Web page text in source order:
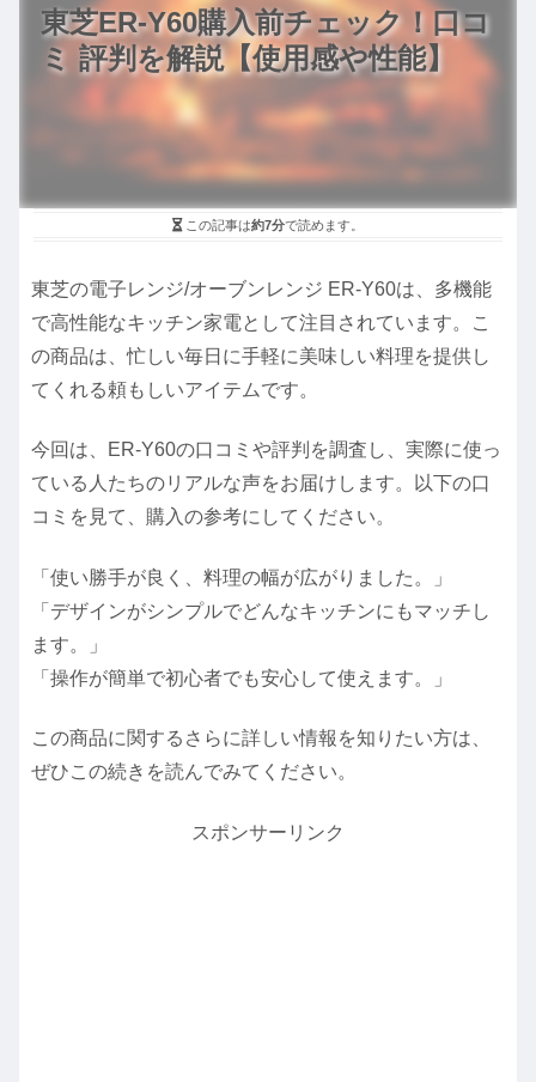
東芝ER-Y60購入前チェック！口コ
ミ 評判を解説【使用感や性能】
この記事は約7分で読めます。
東芝の電子レンジ/オーブンレンジ ER-Y60は、多機能
で高性能なキッチン家電として注目されています。こ
の商品は、忙しい毎日に手軽に美味しい料理を提供し
てくれる頼もしいアイテムです。
今回は、ER-Y60の口コミや評判を調査し、実際に使っ
ている人たちのリアルな声をお届けします。以下の口
コミを見て、購入の参考にしてください。
「使い勝手が良く、料理の幅が広がりました。」
「デザインがシンプルでどんなキッチンにもマッチし
ます。」
「操作が簡単で初心者でも安心して使えます。」
この商品に関するさらに詳しい情報を知りたい方は、
ぜひこの続きを読んでみてください。
スポンサーリンク